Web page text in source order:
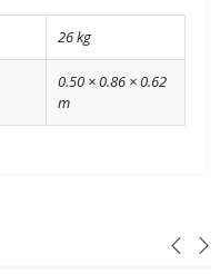
26 kg
0.50 × 0.86 × 0.62
m